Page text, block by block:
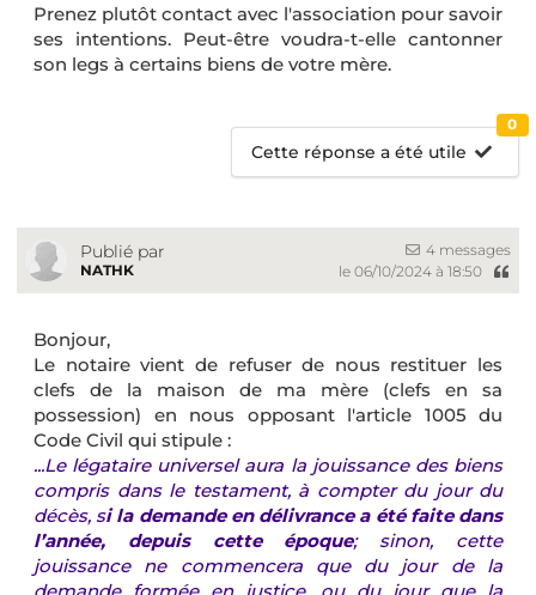
Prenez plutôt contact avec l'association pour savoir
ses intentions. Peut-être voudra-t-elle cantonner
son legs à certains biens de votre mère.
Cette réponse a été utile
0
Publié par
NATHK
4 messages
le 06/10/2024 à 18:50
Bonjour,
Le notaire vient de refuser de nous restituer les
clefs de la maison de ma mère (clefs en sa
possession) en nous opposant l'article 1005 du
Code Civil qui stipule :
...Le légataire universel aura la jouissance des biens
compris dans le testament, à compter du jour du
décès, si la demande en délivrance a été faite dans
l’année, depuis cette époque; sinon, cette
jouissance ne commencera que du jour de la